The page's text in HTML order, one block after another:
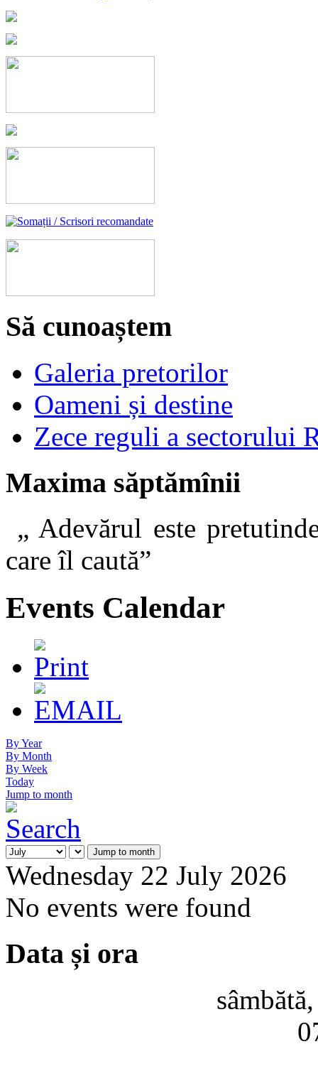
Să cunoaștem
Galeria pretorilor
Oameni și destine
Zece reguli a sectorului
Maxima săptămînii
„ Adevărul este
care îl
Events Calendar
By Year
By Month
By Week
Today
Jump to month
Jump to month
Wednesday 22 July 2026
No events were found
Data și ora